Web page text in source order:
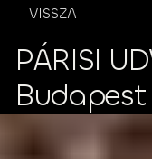
VISSZA
PÁRISI
Budapest